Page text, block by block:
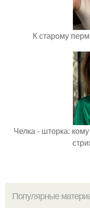
К старому
Челка - шторка:
Популярные